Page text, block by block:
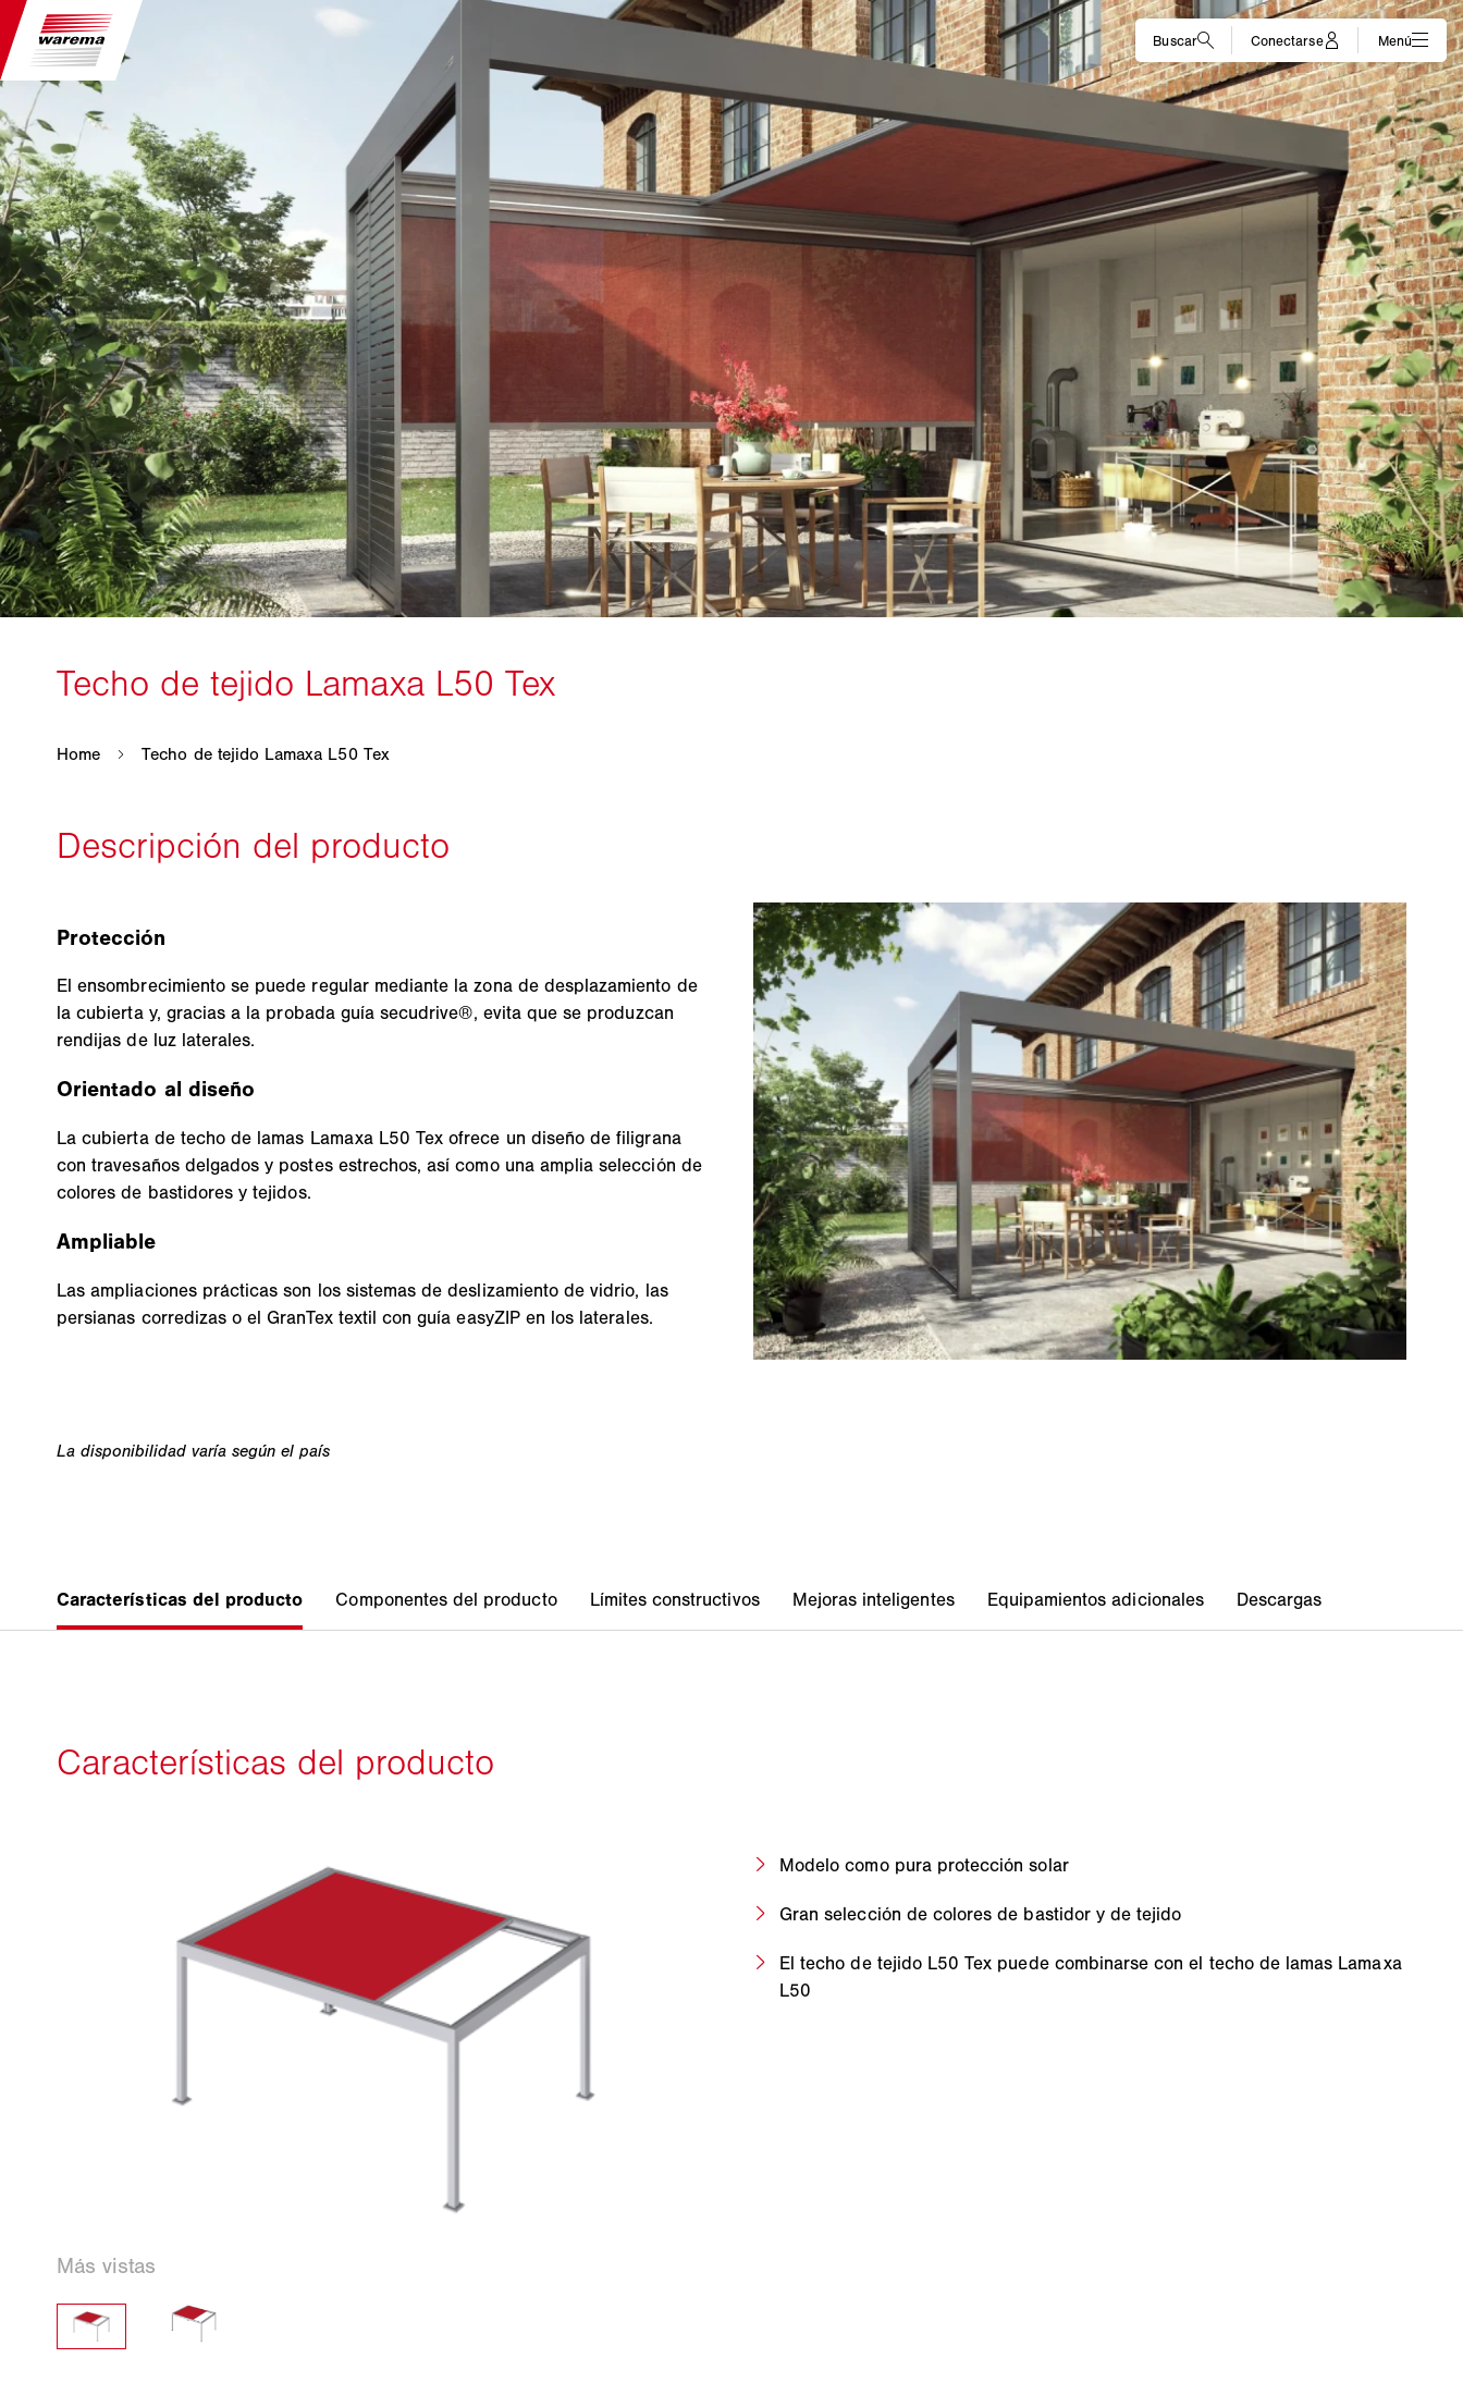
Protección
El ensombrecimiento se puede regular mediante la zona de desplazamiento de
la cubierta y, gracias a la probada guía secudrive®, evita que se produzcan
rendijas de luz laterales.
Orientado al diseño
La cubierta de techo de lamas Lamaxa L50 Tex ofrece un diseño de filigrana
con travesaños delgados y postes estrechos, así como una amplia selección de
colores de bastidores y tejidos.
Ampliable
Las ampliaciones prácticas son los sistemas de deslizamiento de vidrio, las
persianas corredizas o el GranTex textil con guía easyZIP en los laterales.
Modelo como pura protección solar
Gran selección de colores de bastidor y de tejido
El techo de tejido L50 Tex puede combinarse con el techo de lamas Lamaxa
L50